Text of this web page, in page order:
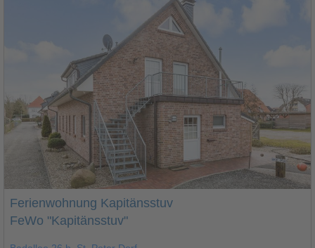
Ferienwohnung Kapitänsstuv
FeWo "Kapitänsstuv"